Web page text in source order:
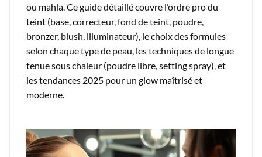
ou mahla. Ce guide détaillé couvre l’ordre pro du
teint (base, correcteur, fond de teint, poudre,
bronzer, blush, illuminateur), le choix des formules
selon chaque type de peau, les techniques de longue
tenue sous chaleur (poudre libre, setting spray), et
les tendances 2025 pour un glow maîtrisé et
moderne.​